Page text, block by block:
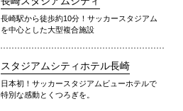
長崎駅から徒歩約10分！サッカースタジアム
を中心とした大型複合施設
スタジアムシティホテル長崎
日本初！サッカースタジアムビューホテルで
特別な感動とくつろぎを。